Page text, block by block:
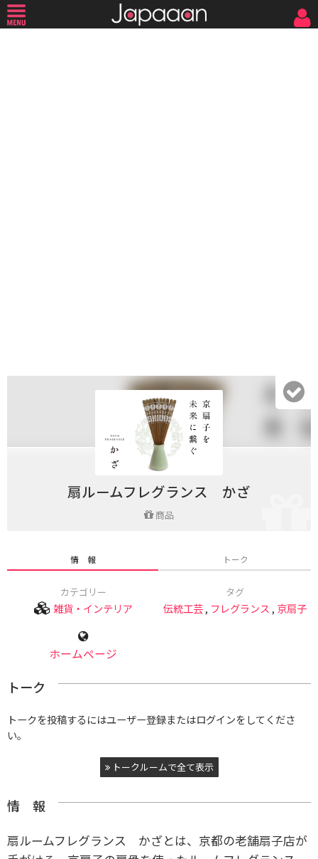
扇ルームフレグランス かざ
商品
情 報 トーク
カテゴリー
雑貨・インテリア
タグ
伝統工芸, フレグランス , 京扇子
ホームページ
トーク
トークを投稿するにはユーザー登録またはログインをしてくださ
い。
トークルームで全て表示
情 報
扇ルームフレグランス かざとは、京都の老舗扇子店が